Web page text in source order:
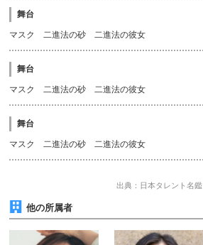
舞台
マスク 二進法の砂 二進法の彼女
舞台
マスク 二進法の砂 二進法の彼女
舞台
マスク 二進法の砂 二進法の彼女
出典：日本タレント名鑑
他の所属者